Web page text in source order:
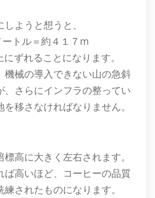
ようと想うと、
トル＝約４１７m
ずれることになります。
機械の導入できない山の急斜
、さらにインフラの整ってい
移さなければなりません。
高に大きく左右されます。
ば高いほど、コーヒーの品質
されたものになります。